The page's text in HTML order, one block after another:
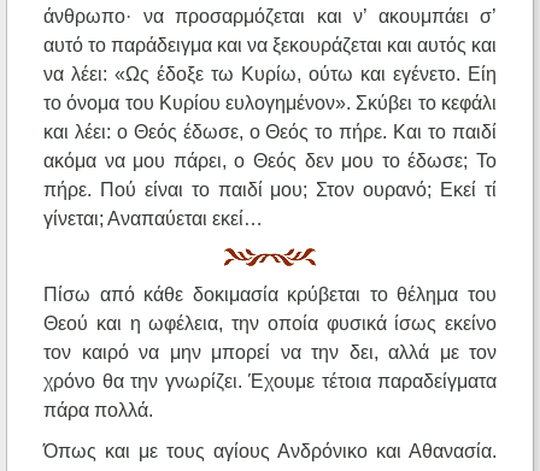
άνθρωπο· να προσαρμόζεται και ν’ ακουμπάει σ’
αυτό το παράδειγμα και να ξεκουράζεται και αυτός και
να λέει: «Ως έδοξε τω Κυρίω, ούτω και εγένετο. Είη
το όνομα του Κυρίου ευλογημένον». Σκύβει το κεφάλι
και λέει: ο Θεός έδωσε, ο Θεός το πήρε. Και το παιδί
ακόμα να μου πάρει, ο Θεός δεν μου το έδωσε; Το
πήρε. Πού είναι το παιδί μου; Στον ουρανό; Εκεί τί
γίνεται; Αναπαύεται εκεί…
Πίσω από κάθε δοκιμασία κρύβεται το θέλημα του
Θεού και η ωφέλεια, την οποία φυσικά ίσως εκείνο
τον καιρό να μην μπορεί να την δει, αλλά με τον
χρόνο θα την γνωρίζει. Έχουμε τέτοια παραδείγματα
πάρα πολλά.
Όπως και με τους αγίους Ανδρόνικο και Αθανασία.